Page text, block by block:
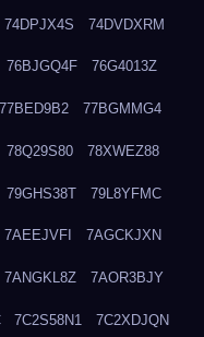
74DPJX4S 74DVDXRM
76BJGQ4F 76G4013Z
77BED9B2 77BGMMG4
78Q29S80 78XWEZ88
79GHS38T 79L8YFMC
7AEEJVFI 7AGCKJXN
7ANGKL8Z 7AOR3BJY
7C2S58N1 7C2XDJQN